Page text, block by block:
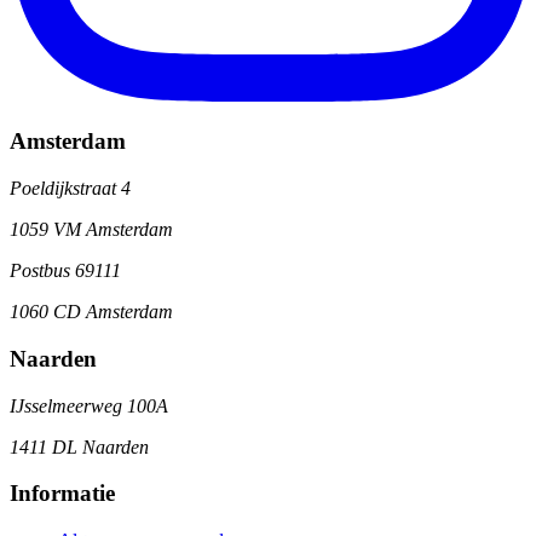
Amsterdam
Poeldijkstraat 4
1059 VM Amsterdam
Postbus 69111
1060 CD Amsterdam
Naarden
IJsselmeerweg 100A
1411 DL Naarden
Informatie